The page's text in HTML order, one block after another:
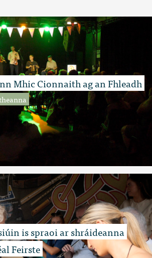
Mhic Cionnaith ag an Fhleadh
is spraoi ar shráideanna
Feirste